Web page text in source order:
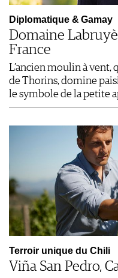
Diplomatique & Gamay
Domaine
France
L’ancien moulin à vent,
de Thorins, domine
le symbole de la petite
Terroir unique du Chili
Viña San Pedro,